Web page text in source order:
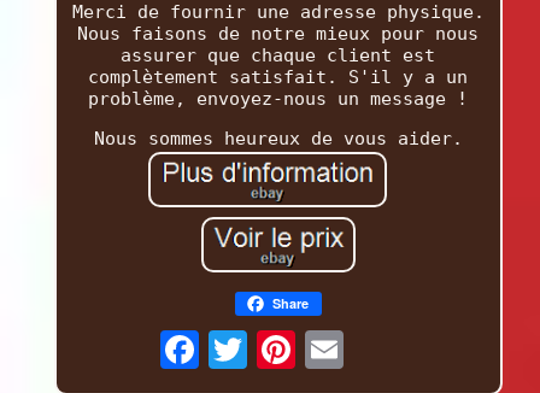
Merci de fournir une adresse physique.
Nous faisons de notre mieux pour nous
assurer que chaque client est
complètement satisfait. S'il y a un
problème, envoyez-nous un message !
Nous sommes heureux de vous aider.
Share